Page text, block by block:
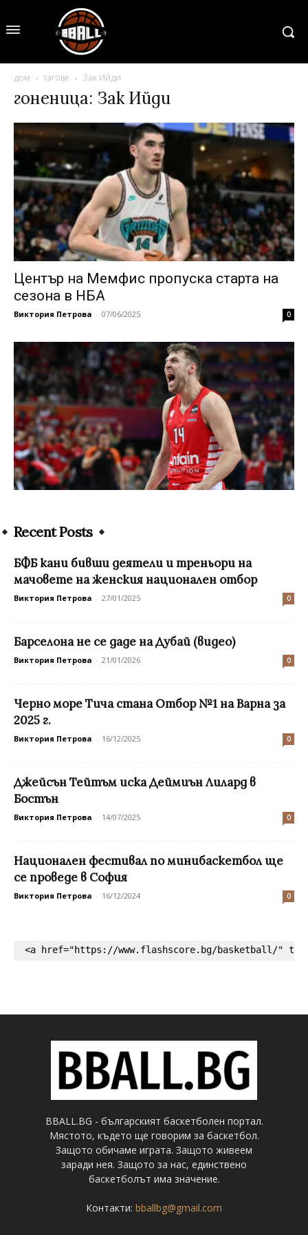
дом тагове Зак Ийди
гоненица: Зак Ийди
Център на Мемфис пропуска старта на
сезона в НБА
Виктория Петрова - 07/06/2025 0
Recent Posts
БФБ кани бивши деятели и треньори на
мачовете на женския национален отбор
Виктория Петрова - 27/01/2025 0
Барселона не се даде на Дубай (видео)
Виктория Петрова - 21/01/2026 0
Черно море Тича стана Отбор №1 на Варна за
2025 г.
Виктория Петрова - 16/12/2025 0
Джейсън Тейтъм иска Деймиън Лилард в
Бостън
Виктория Петрова - 14/07/2025 0
Национален фестивал по минибаскетбол ще
се проведе в София
Виктория Петрова - 16/12/2024 0
<a href="https://www.flashscore.bg/basketball/"
BBALL.BG - българският баскетболен портал.
Мястото, където ще говорим за баскетбол.
Защото обичаме играта. Защото живеем
заради нея. Защото за нас, единствено
баскетболът има значение.
Контакти: bballbg@gmail.com